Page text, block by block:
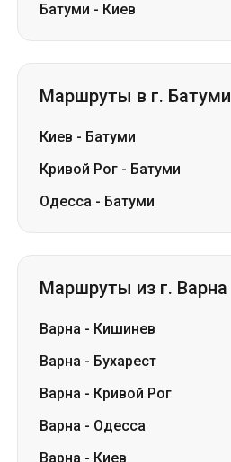
Батуми - Киев
Маршруты в г. Батуми
Киев - Батуми
Кривой Рог - Батуми
Одесса - Батуми
Маршруты из г. Варна
Варна - Кишинев
Варна - Бухарест
Варна - Кривой Рог
Варна - Одесса
Варна - Киев